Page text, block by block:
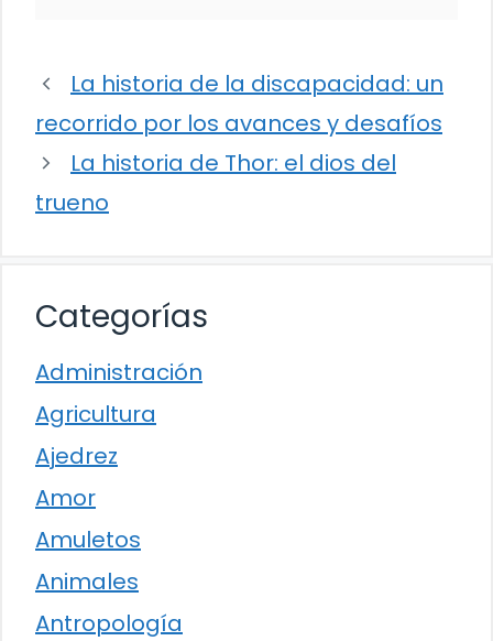
La historia de la discapacidad: un
recorrido por los avances y desafíos
La historia de Thor: el dios del
trueno
Categorías
Administración
Agricultura
Ajedrez
Amor
Amuletos
Animales
Antropología